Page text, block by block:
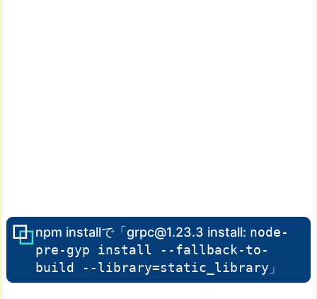
npm installで「grpc@1.23.3 install: node-
pre-gyp install --fallback-to-
build --library=static_library 」